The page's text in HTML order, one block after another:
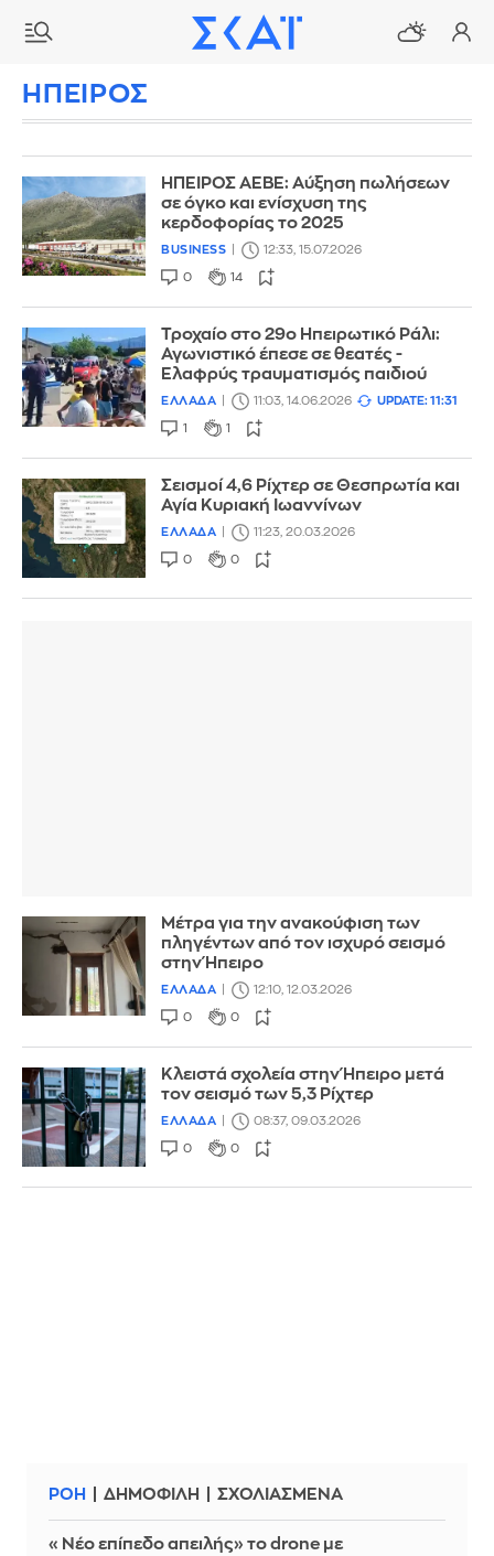
ΗΠΕΙΡΟΣ
ΗΠΕΙΡΟΣ ΑΕΒΕ: Αύξηση πωλήσεων
σε όγκο και ενίσχυση της
κερδοφορίας το 2025
BUSINESS 12:33, 15.07.2026
0 14
Τροχαίο στο 29ο Ηπειρωτικό Ράλι:
Αγωνιστικό έπεσε σε θεατές -
Ελαφρύς τραυματισμός παιδιού
ΕΛΛΑΔΑ 11:03, 14.06.2026 UPDATE: 11:31
1 1
Σεισμοί 4,6 Ρίχτερ σε Θεσπρωτία και
Αγία Κυριακή Ιωαννίνων
ΕΛΛΑΔΑ 11:23, 20.03.2026
0 0
Μέτρα για την ανακούφιση των
πληγέντων από τον ισχυρό σεισμό
στην Ήπειρο
ΕΛΛΑΔΑ 12:10, 12.03.2026
0 0
Κλειστά σχολεία στην Ήπειρο μετά
τον σεισμό των 5,3 Ρίχτερ
ΕΛΛΑΔΑ 08:37, 09.03.2026
0 0
ΡΟΗ ΔΗΜΟΦΙΛΗ ΣΧΟΛΙΑΣΜΕΝΑ
«Νέο επίπεδο απειλής» το drone με